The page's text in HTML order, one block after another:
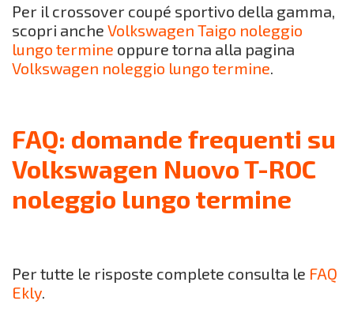
Per il crossover coupé sportivo della gamma,
scopri anche Volkswagen Taigo noleggio
lungo termine oppure torna alla pagina
Volkswagen noleggio lungo termine.
FAQ: domande frequenti su
Volkswagen Nuovo T-ROC
noleggio lungo termine
Per tutte le risposte complete consulta le FAQ
Ekly.